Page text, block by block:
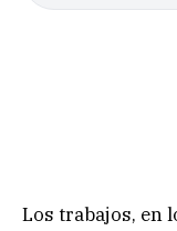
Los trabajos, en